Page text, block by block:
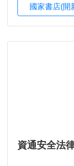
國家書店(開
資通安全法